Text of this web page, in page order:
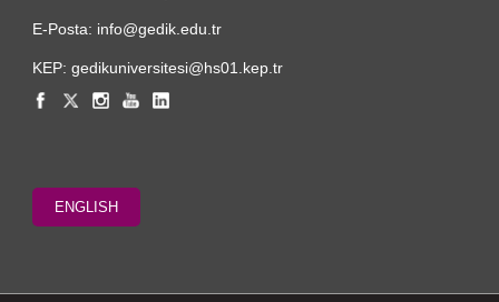
E-Posta: info@gedik.edu.tr
KEP: gedikuniversitesi@hs01.kep.tr
ENGLISH